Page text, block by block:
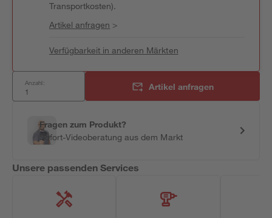
Transportkosten).
Artikel anfragen >
Verfügbarkeit in anderen Märkten
Anzahl: Artikel anfragen
Fragen zum Produkt?
Sofort-Videoberatung aus dem Markt
Unsere passenden Services